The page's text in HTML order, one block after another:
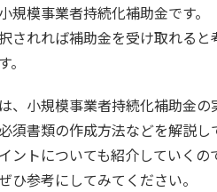
規模事業者持続化補助金です。
されれば補助金を受け取れる
、小規模事業者持続化補助金
須書類の作成方法などを解説し
ントについても紹介していく
ひ参考にしてみてください。